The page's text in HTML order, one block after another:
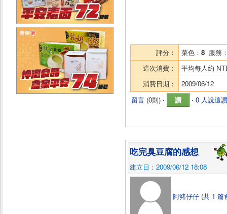
評分： 菜色： 8服務
這次消費：
平均每人約
消費日期：
2009/06/12
留言(0則) ‧ 讚 ‧ 0 人說這讚
吃完臭豆腐的感想
建立日：2009/06/12 18:08
阿豬仔仔 (共 1 篇